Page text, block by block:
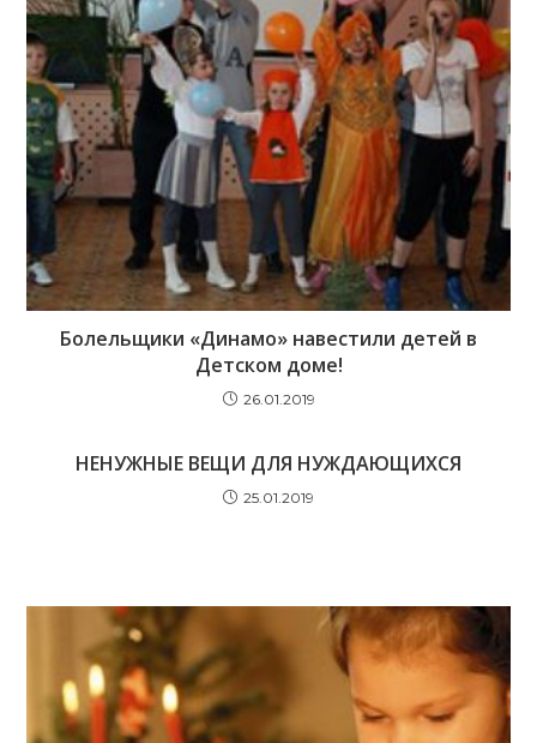
Болельщики «Динамо» навестили детей в
Детском доме!
26.01.2019
НЕНУЖНЫЕ ВЕЩИ ДЛЯ НУЖДАЮЩИХСЯ
25.01.2019